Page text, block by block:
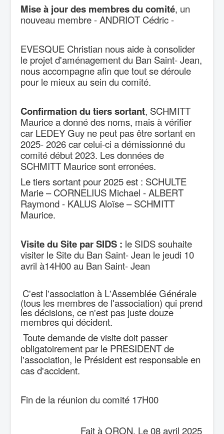
Mise à jour des membres du comité, un
nouveau membre - ANDRIOT Cédric -
EVESQUE Christian nous aide à consolider
le projet d'aménagement du Ban Saint- Jean,
nous accompagne afin que tout se déroule
pour le mieux au sein du comité.
Confirmation du tiers sortant, SCHMITT
Maurice a donné des noms, mais à vérifier
car LEDEY Guy ne peut pas être sortant en
2025- 2026 car celui-ci a démissionné du
comité début 2023. Les données de
SCHMITT Maurice sont erronées.
Le tiers sortant pour 2025 est : SCHULTE
Marie – CORNELIUS Michael - ALBERT
Raymond - KALUS Aloïse – SCHMITT
Maurice.
Visite du Site par SIDS : le SIDS souhaite
visiter le Site du Ban Saint- Jean le jeudi 10
avril à14H00 au Ban Saint- Jean
C'est l'association à L'Assemblée Générale
(tous les membres de l'association) qui prend
les décisions, ce n'est pas juste douze
membres qui décident.
Toute demande de visite doit passer
obligatoirement par le PRESIDENT de
l'association, le Président est responsable en
cas d'accident.
Fin de la réunion du comité 17H00
Fait à ORON, Le 08 avril 2025